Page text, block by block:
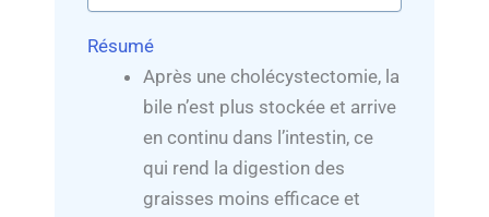
Résumé
Après une cholécystectomie, la
bile n’est plus stockée et arrive
en continu dans l’intestin, ce
qui rend la digestion des
graisses moins efficace et